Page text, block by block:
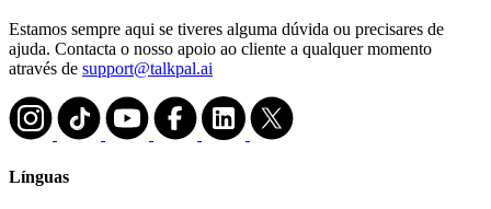
Estamos sempre aqui se tiveres alguma dúvida ou precisares de
ajuda. Contacta o nosso apoio ao cliente a qualquer momento
através de support@talkpal.ai
Línguas